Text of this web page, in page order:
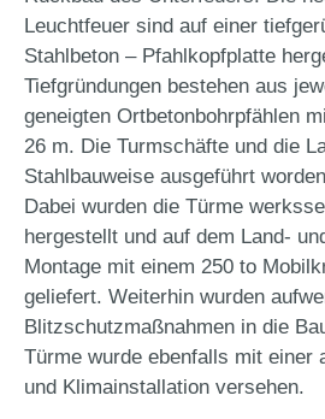
Leuchtfeuer sind auf einer
Stahlbeton – Pfahlkopfplatte
Tiefgründungen bestehen aus
geneigten Ortbetonbohrpfählen
26 m. Die Turmschäfte und die
Stahlbauweise ausgeführt
Dabei wurden die Türme
hergestellt und auf dem Land-
Montage mit einem 250 to
geliefert. Weiterhin wurden
Blitzschutzmaßnahmen in die
Türme wurde ebenfalls mit einer
und Klimainstallation versehen.